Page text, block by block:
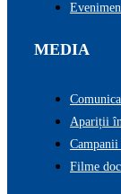
MEDIA
Apariții
Campanii
Filme